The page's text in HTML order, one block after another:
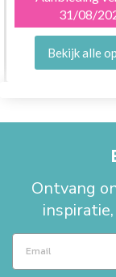
31/08/
Bekijk alle
Ontvang